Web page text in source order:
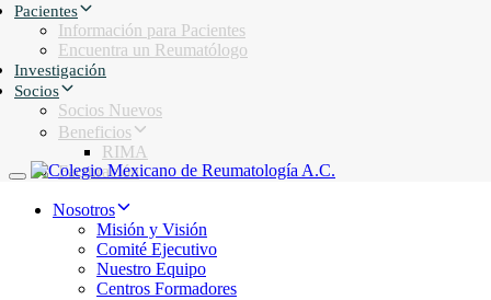
Pacientes
Información para Pacientes
Encuentra un Reumatólogo
Investigación
Socios
Socios Nuevos
Beneficios
RIMA
Facturación
Toggle navigation
Nosotros
Misión y Visión
Comité Ejecutivo
Nuestro Equipo
Centros Formadores